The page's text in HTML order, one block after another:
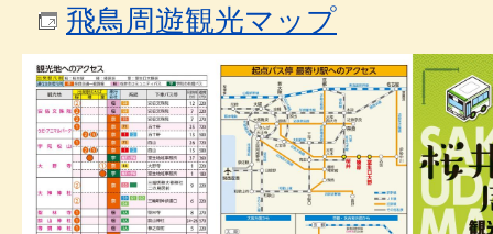
飛鳥周遊観光マップ